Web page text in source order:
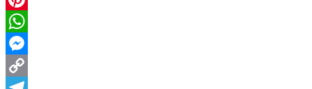
Pinterest
WhatsApp
Messenger